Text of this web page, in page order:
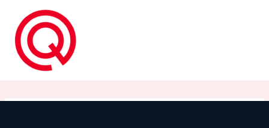
inhoud